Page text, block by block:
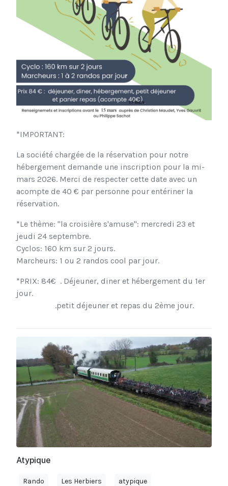
*IMPORTANT:
La société chargée de la réservation pour notre
hébergement demande une inscription pour la mi-
mars 2026. Merci de respecter cette date avec un
acompte de 40 € par personne pour entériner la
réservation.
*Le thème: "la croisière s'amuse": mercredi 23 et
jeudi 24 septembre.
Cyclos: 160 km sur 2 jours.
Marcheurs: 1 ou 2 randos cool par jour.
*PRIX: 84€ . Déjeuner, diner et hébergement du 1er
jour.
.petit déjeuner et repas du 2ème jour.
Atypique
Rando Les Herbiers atypique